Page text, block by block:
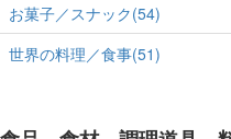
お菓子／スナック(54)
世界の料理／食事(51)